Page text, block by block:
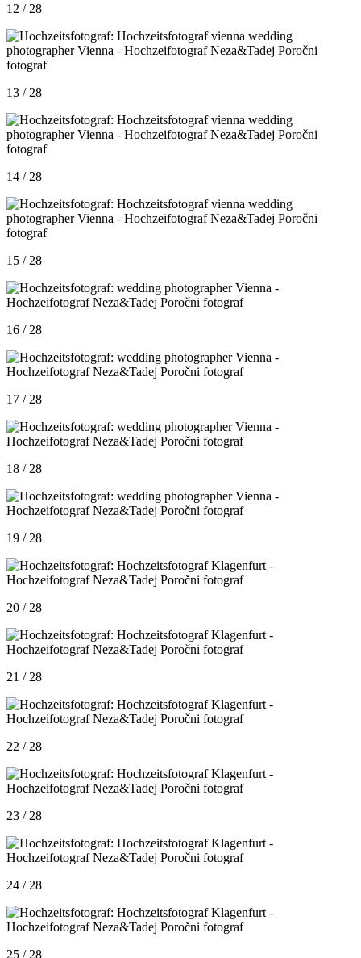
12 / 28
13 / 28
14 / 28
15 / 28
16 / 28
17 / 28
18 / 28
19 / 28
20 / 28
21 / 28
22 / 28
23 / 28
24 / 28
25 / 28